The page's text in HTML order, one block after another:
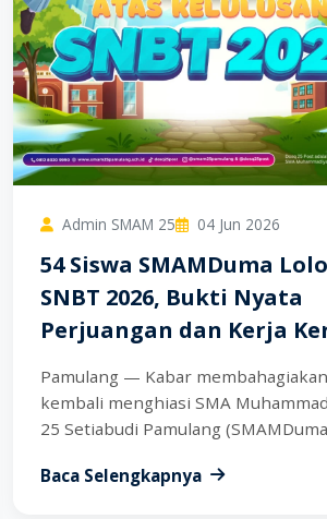
Admin SMAM 25 04 Jun 2026
54 Siswa SMAMDuma
SNBT 2026, Bukti Nyata
Perjuangan dan Kerja
Pamulang — Kabar membahagiakan
kembali menghiasi SMA
25 Setiabudi Pamulang
Baca Selengkapnya